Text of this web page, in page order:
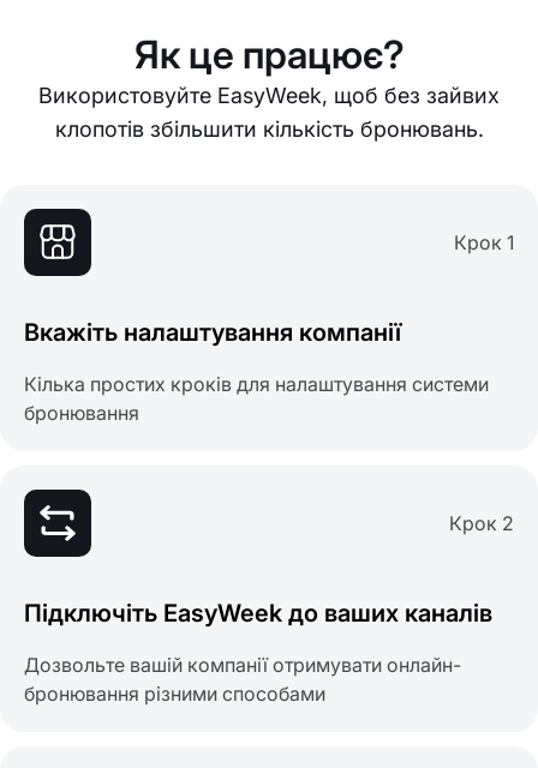
Як це працює?
Використовуйте EasyWeek, щоб без зайвих
клопотів збільшити кількість бронювань.
Крок 1
Вкажіть налаштування компанії
Кілька простих кроків для налаштування системи
бронювання
Крок 2
Підключіть EasyWeek до ваших каналів
Дозвольте вашій компанії отримувати онлайн-
бронювання різними способами